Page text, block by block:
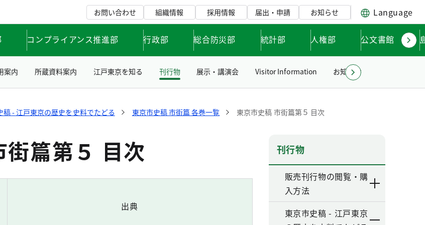
お問い合わせ 組織情報 採用情報 届出・申請 お知らせ Language
コンプライアンス推進部 行政部 総合防災部 統計部 人権部 公文書館
案内 所蔵資料案内 江戸東京を知る 刊行物 展示・講演会 Visitor Information お知らせ
稿 - 江戸東京の歴史を史料でたどる 東京市史稿 市街篇 各巻一覧 東京市史稿 市街篇第５ 目次
篇第５ 目次
出典
刊行物
販売刊行物の閲覧・購
入方法
東京市史稿 - 江戸東京